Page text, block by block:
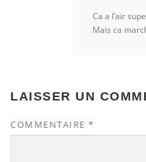
Ca a l’air
Mais ca
LAISSER UN
COMMENTAIRE *